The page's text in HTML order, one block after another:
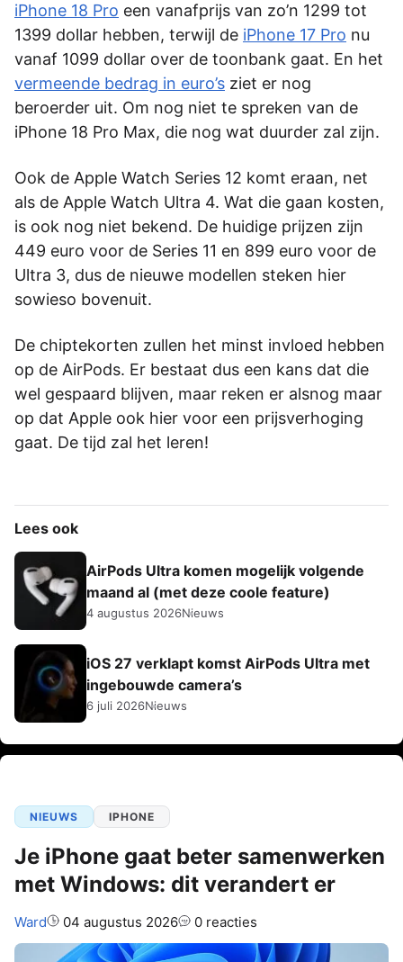
iPhone 18 Pro een vanafprijs van zo’n 1299 tot
1399 dollar hebben, terwijl de iPhone 17 Pro nu
vanaf 1099 dollar over de toonbank gaat. En het
vermeende bedrag in euro’s ziet er nog
beroerder uit. Om nog niet te spreken van de
iPhone 18 Pro Max, die nog wat duurder zal zijn.
Ook de Apple Watch Series 12 komt eraan, net
als de Apple Watch Ultra 4. Wat die gaan kosten,
is ook nog niet bekend. De huidige prijzen zijn
449 euro voor de Series 11 en 899 euro voor de
Ultra 3, dus de nieuwe modellen steken hier
sowieso bovenuit.
De chiptekorten zullen het minst invloed hebben
op de AirPods. Er bestaat dus een kans dat die
wel gespaard blijven, maar reken er alsnog maar
op dat Apple ook hier voor een prijsverhoging
gaat. De tijd zal het leren!
Lees ook
AirPods Ultra komen mogelijk volgende
maand al (met deze coole feature)
4 augustus 2026Nieuws
iOS 27 verklapt komst AirPods Ultra met
ingebouwde camera’s
6 juli 2026Nieuws
NIEUWS IPHONE
Je iPhone gaat beter samenwerken
met Windows: dit verandert er
Auteur:
Ward 04 augustus 2026 0 reacties